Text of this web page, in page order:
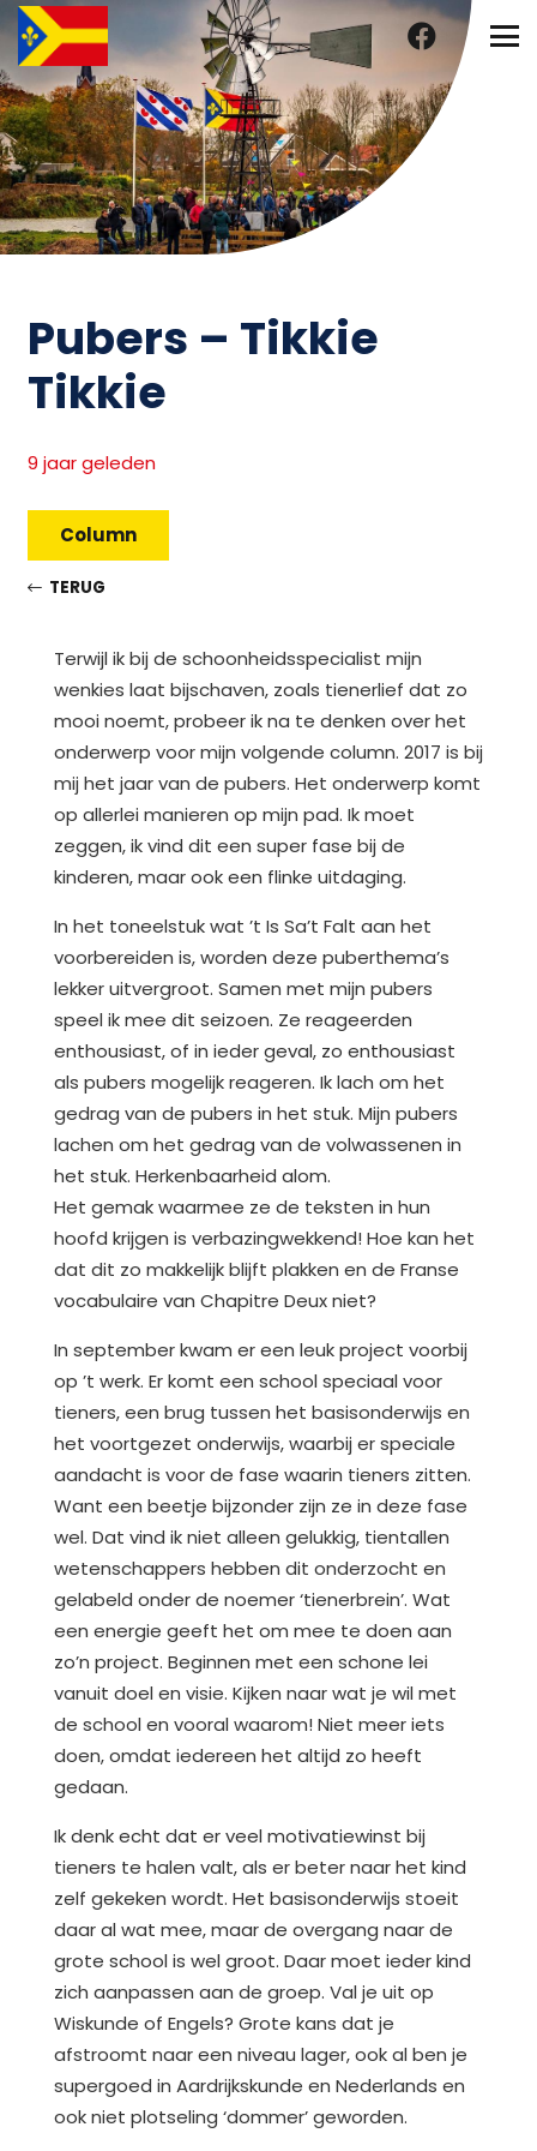
Pubers – Tikkie
Tikkie
9 jaar geleden
Column
TERUG
Terwijl ik bij de schoonheidsspecialist mijn
wenkies laat bijschaven, zoals tienerlief dat zo
mooi noemt, probeer ik na te denken over het
onderwerp voor mijn volgende column. 2017 is bij
mij het jaar van de pubers. Het onderwerp komt
op allerlei manieren op mijn pad. Ik moet
zeggen, ik vind dit een super fase bij de
kinderen, maar ook een flinke uitdaging.
In het toneelstuk wat ’t Is Sa’t Falt aan het
voorbereiden is, worden deze puberthema’s
lekker uitvergroot. Samen met mijn pubers
speel ik mee dit seizoen. Ze reageerden
enthousiast, of in ieder geval, zo enthousiast
als pubers mogelijk reageren. Ik lach om het
gedrag van de pubers in het stuk. Mijn pubers
lachen om het gedrag van de volwassenen in
het stuk. Herkenbaarheid alom.
Het gemak waarmee ze de teksten in hun
hoofd krijgen is verbazingwekkend! Hoe kan het
dat dit zo makkelijk blijft plakken en de Franse
vocabulaire van Chapitre Deux niet?
In september kwam er een leuk project voorbij
op ’t werk. Er komt een school speciaal voor
tieners, een brug tussen het basisonderwijs en
het voortgezet onderwijs, waarbij er speciale
aandacht is voor de fase waarin tieners zitten.
Want een beetje bijzonder zijn ze in deze fase
wel. Dat vind ik niet alleen gelukkig, tientallen
wetenschappers hebben dit onderzocht en
gelabeld onder de noemer ‘tienerbrein’. Wat
een energie geeft het om mee te doen aan
zo’n project. Beginnen met een schone lei
vanuit doel en visie. Kijken naar wat je wil met
de school en vooral waarom! Niet meer iets
doen, omdat iedereen het altijd zo heeft
gedaan.
Ik denk echt dat er veel motivatiewinst bij
tieners te halen valt, als er beter naar het kind
zelf gekeken wordt. Het basisonderwijs stoeit
daar al wat mee, maar de overgang naar de
grote school is wel groot. Daar moet ieder kind
zich aanpassen aan de groep. Val je uit op
Wiskunde of Engels? Grote kans dat je
afstroomt naar een niveau lager, ook al ben je
supergoed in Aardrijkskunde en Nederlands en
ook niet plotseling ‘dommer’ geworden.